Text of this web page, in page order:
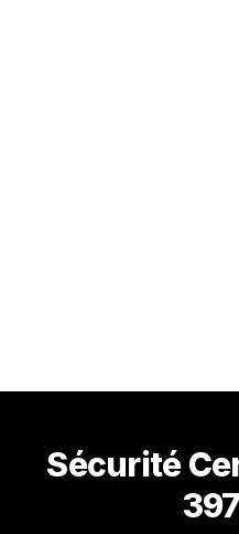
Sécurité
397